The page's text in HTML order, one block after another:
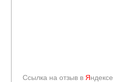
Ссылка на отзыв в Яндексе